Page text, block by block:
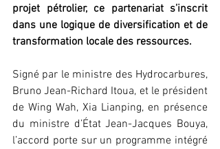
projet pétrolier, ce partenariat s’inscrit
dans une logique de diversification et de
transformation locale des ressources.
Signé par le ministre des Hydrocarbures,
Bruno Jean-Richard Itoua, et le président
de Wing Wah, Xia Lianping, en présence
du ministre d’État Jean-Jacques Bouya,
l’accord porte sur un programme intégré